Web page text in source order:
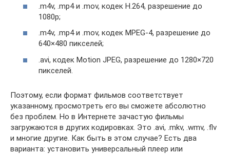
.m4v, .mp4 и .mov, кодек H.264, разрешение до
1080p;
.m4v, .mp4 и .mov, кодек MPEG-4, разрешение до
640×480 пикселей;
.avi, кодек Motion JPEG, разрешение до 1280×720
пикселей.
Поэтому, если формат фильмов соответствует
указанному, просмотреть его вы сможете абсолютно
без проблем. Но в Интернете зачастую фильмы
загружаются в других кодировках. Это .avi, .mkv, .wmv, .flv
и многие другие. Как быть в этом случае? Есть два
варианта: установить универсальный плеер или